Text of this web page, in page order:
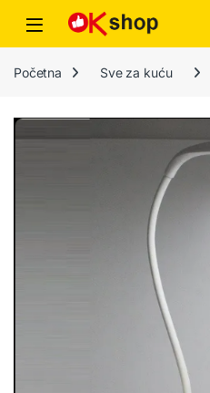
Početna Sve za kuću